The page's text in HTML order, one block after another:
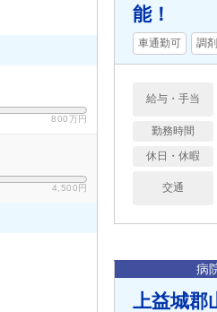
800万円
4,500円
能！
車通勤可 調
給与・手当
勤務時間
休日・休暇
交通
病
上益城郡